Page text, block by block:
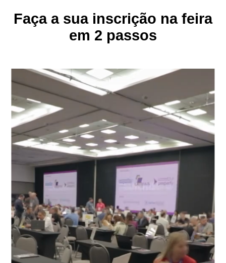
Faça a sua inscrição na feira
em 2 passos